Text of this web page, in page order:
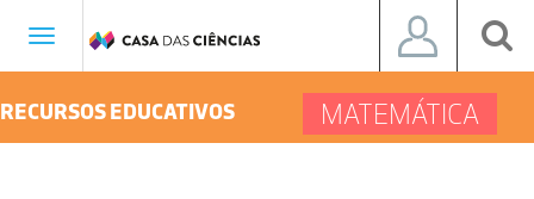
Toggle
RECURSOS EDUCATIVOS MATEMÁTICA